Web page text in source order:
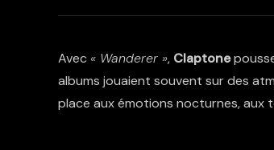
Avec « Wanderer », Claptone
albums jouaient souvent sur des
place aux émotions nocturnes,